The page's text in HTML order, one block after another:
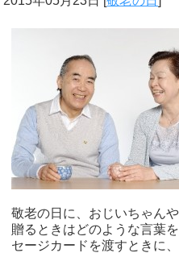
敬老の日に、おじいちゃん
贈るときはどのような言葉
セージカードを渡すときに